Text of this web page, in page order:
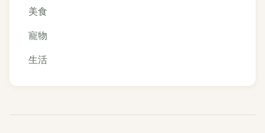
美食
寵物
生活